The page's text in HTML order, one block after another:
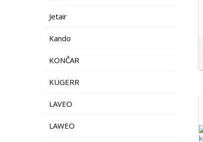
Jetair
Kando
KONČAR
KUGERR
LAVEO
LAWEO